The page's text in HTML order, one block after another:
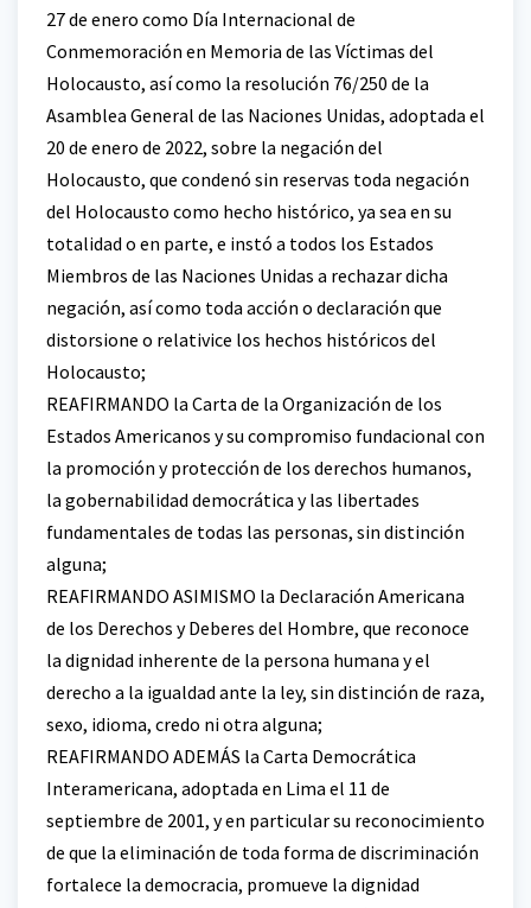
27 de enero como Día Internacional de
Conmemoración en Memoria de las Víctimas del
Holocausto, así como la resolución 76/250 de la
Asamblea General de las Naciones Unidas, adoptada el
20 de enero de 2022, sobre la negación del
Holocausto, que condenó sin reservas toda negación
del Holocausto como hecho histórico, ya sea en su
totalidad o en parte, e instó a todos los Estados
Miembros de las Naciones Unidas a rechazar dicha
negación, así como toda acción o declaración que
distorsione o relativice los hechos históricos del
Holocausto;
REAFIRMANDO la Carta de la Organización de los
Estados Americanos y su compromiso fundacional con
la promoción y protección de los derechos humanos,
la gobernabilidad democrática y las libertades
fundamentales de todas las personas, sin distinción
alguna;
REAFIRMANDO ASIMISMO la Declaración Americana
de los Derechos y Deberes del Hombre, que reconoce
la dignidad inherente de la persona humana y el
derecho a la igualdad ante la ley, sin distinción de raza,
sexo, idioma, credo ni otra alguna;
REAFIRMANDO ADEMÁS la Carta Democrática
Interamericana, adoptada en Lima el 11 de
septiembre de 2001, y en particular su reconocimiento
de que la eliminación de toda forma de discriminación
fortalece la democracia, promueve la dignidad